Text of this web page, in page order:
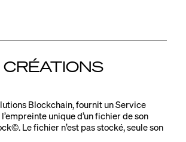
Blockchain, fournit un Service
unique d’un fichier de son
Le fichier n’est pas stocké, seule son